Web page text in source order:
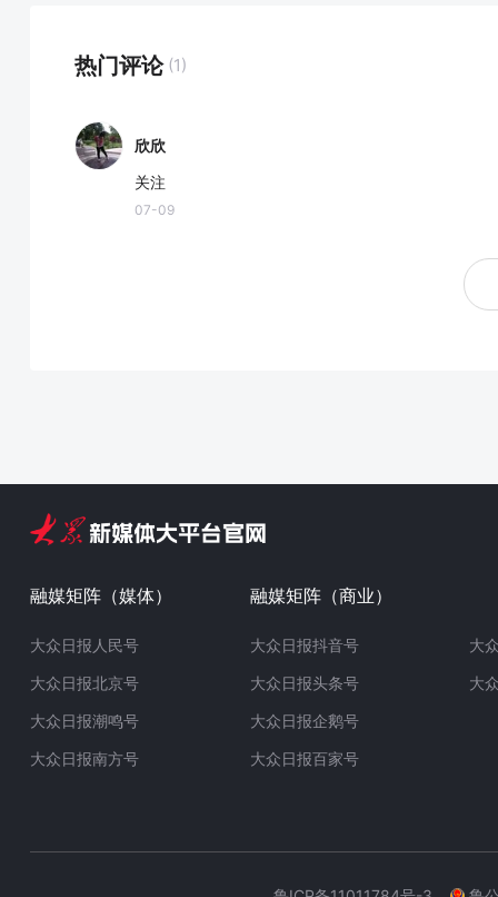
热门评论 (1)
欣欣
关注
07-09
融媒矩阵（媒体）
大众日报人民号
大众日报北京号
大众日报潮鸣号
大众日报南方号
融媒矩阵（商业）
大众日报抖音号
大众日报头条号
大众日报企鹅号
大众日报百家号
大
大